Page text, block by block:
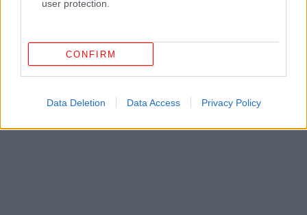
user protection.
CONFIRM
Data Deletion Data Access Privacy Policy
ΔΕΙΤΕ ΕΠΙΣΗΣ